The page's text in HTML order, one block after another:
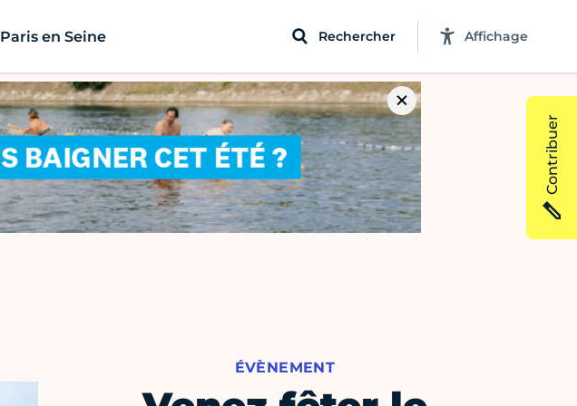
Paris en Seine Rechercher Affichage
ÉVÈNEMENT
Contribuer